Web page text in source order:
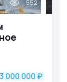
552
3 000 000 ₽